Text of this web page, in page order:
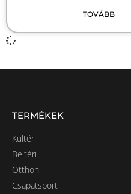
TOVÁBB
TERMÉKEK
Kültéri
Beltéri
Otthoni
Csapatsport